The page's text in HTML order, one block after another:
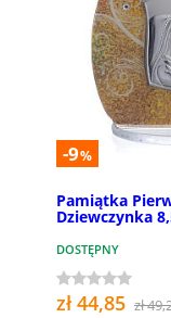
-9%
Pamiątka
Dziewczynka
DOSTĘPNY
zł 44,85 zł